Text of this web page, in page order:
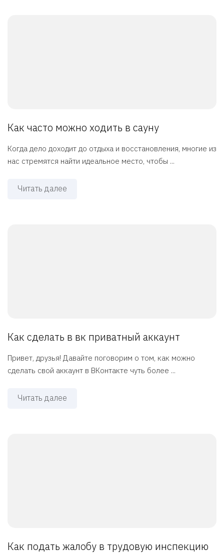
Как часто можно ходить в сауну
Когда дело доходит до отдыха и восстановления, многие из
нас стремятся найти идеальное место, чтобы ...
Читать далее
Как сделать в вк приватный аккаунт
Привет, друзья! Давайте поговорим о том, как можно
сделать свой аккаунт в ВКонтакте чуть более ...
Читать далее
Как подать жалобу в трудовую инспекцию